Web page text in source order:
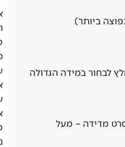
לבחור במידה הגדולה
מדידה – מעל